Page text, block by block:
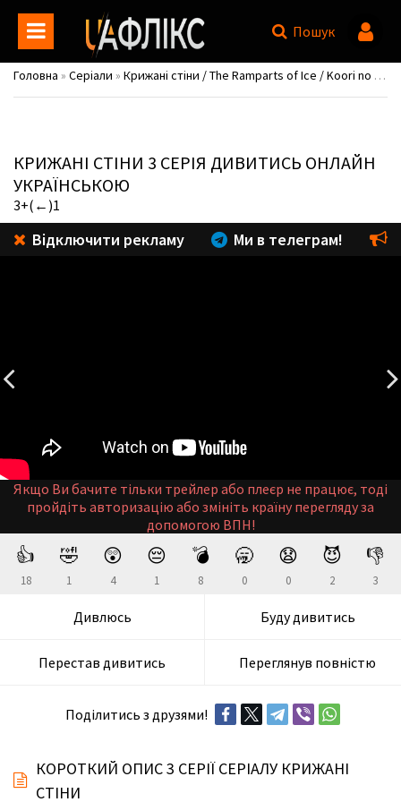
Пошук
Головна » Серіали » Крижані стіни / The Ramparts of Ice / Koori no Jouheki
КРИЖАНІ СТІНИ 3 СЕРІЯ ДИВИТИСЬ ОНЛАЙН
УКРАЇНСЬКОЮ
3+(←)1
Відключити рекламу Ми в телеграм!
Якщо Ви бачите тільки трейлер або плеєр не працює, тоді
пройдіть авторизацію або змініть країну перегляду за
допомогою ВПН!
👍
18
🤣
1
😲
4
😔
1
💣
8
🥱
0
😧
0
😈
2
👎
3
Дивлюсь Буду дивитись
Перестав дивитись Переглянув повністю
Поділитись з друзями!
КОРОТКИЙ ОПИС 3 СЕРІЇ СЕРІАЛУ КРИЖАНІ
СТІНИ